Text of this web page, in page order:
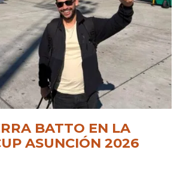
BATTO EN LA
ASUNCIÓN 2026